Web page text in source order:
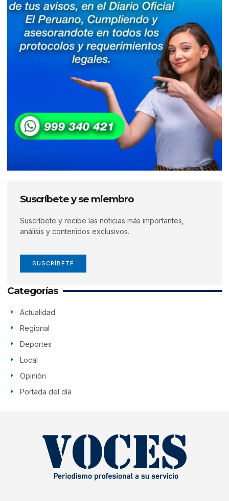
Suscríbete y se miembro
Suscríbete y recibe las noticias más importantes,
análisis y contenidos exclusivos.
SUSCRÍBETE
Categorías
Actualidad
Regional
Deportes
Local
Opinión
Portada del día